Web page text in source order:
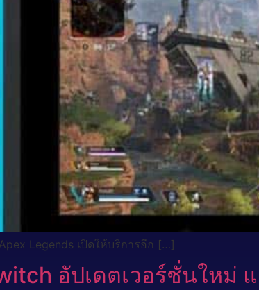
Legends เปิดให้บริการอีก […]
อัปเดตเวอร์ชั่นใหม่